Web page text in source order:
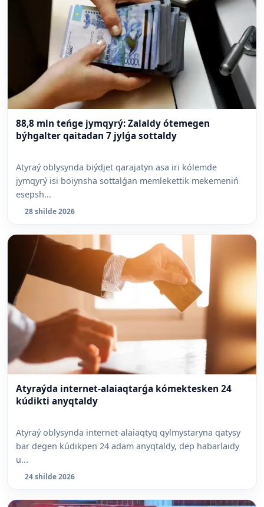
88,8 mln teńge jymqyrý: Zalaldy ótemegen
býhgalter qaitadan 7 jylǵa sottaldy
Atyraý oblysynda biýdjet qarajatyn asa iri kólemde
jymqyrý isi boiynsha sottalǵan memlekettik mekemeniń
esepsh...
28 shilde 2026
Atyraýda internet-alaiaqtarǵa kómektesken 24
kúdikti anyqtaldy
Atyraý oblysynda internet-alaiaqtyq qylmystaryna qatysy
bar degen kúdikpen 24 adam anyqtaldy, dep habarlaidy
u...
24 shilde 2026